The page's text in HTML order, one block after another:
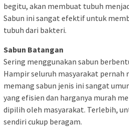
begitu, akan membuat tubuh
Sabun ini sangat efektif untuk
tubuh dari bakteri.
Sabun Batangan
Sering menggunakan sabun
Hampir seluruh masyarakat pernah
memang sabun jenis ini sangat
yang efisien dan harganya murah
dipilih oleh masyarakat. Terlebih,
sendiri cukup beragam.